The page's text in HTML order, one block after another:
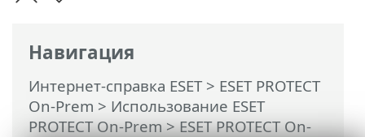
Навигация
Интернет-справка ESET> ESET PROTECT
On-Prem > Использование ESET
PROTECT On-Prem>ESET PROTECT On-